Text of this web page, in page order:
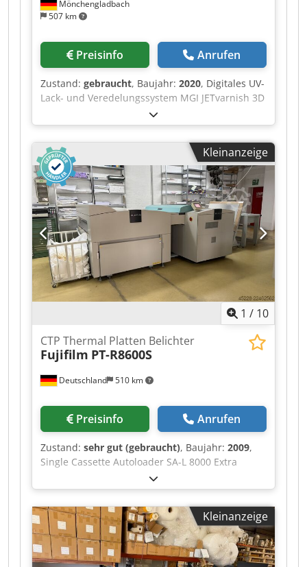
Standort: Westeuropa Preis auf Anfrage
Mönchengladbach
507 km
Preisinfo Anrufen
Zustand: gebraucht, Baujahr: 2020, Digitales UV-
Lack- und Veredelungssystem MGI JETvarnish 3D
Evo 75 max. Bogenformat: 1.200 × 750 mm
Verarbeitbares Material: 135–800 g/m²
Beschichtungseinheit: 135–400 g/m²
Djdpozqyrrsfx Acdswa Geeignet für gestrichene
und ungestrichene Papiere und Kartonagen,
vorbeschichtete sowie laminierte/kaschierte
Substrate und geeignete Kunststoffmedien.
Lackierung: Varnish High-Gloss Klarlack 18-Liter-
Tank Lackschichtdicke: 7–232 µm Digitale UV-
Lackveredelung, partielle und vollflächige
Lackierung sowie 3D-/Relieflackeffekte. Maschine
unter Strom, kurzfristig verfügbar. Standort:
Westeuropa Preis auf Anfrage
Kleinanzeige
1 / 10
Deutschland 510 km
CTP Thermal Platten Belichter
Fujifilm PT-R8600S
Preisinfo Anrufen
Zustand: sehr gut (gebraucht), Baujahr: 2009,
Single Cassette Autoloader SA-L 8000 Extra
Kasette für SA-L 8000 Dsdpfszqudcex Acdswa
PLATTEN STAPLER PST 480C Plattenformat Max:
1,160 x 940 mm Plate Size Min: 450 x 370 mm 20
plates/hr at 2,400 dpi
Kleinanzeige